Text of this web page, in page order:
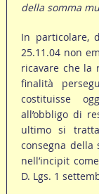
della somma
In particolare,
25.11.04 non
ricavare che la
finalità
costituisse
all’obbligo di
ultimo si
consegna della
nell’incipit
D. Lgs. 1